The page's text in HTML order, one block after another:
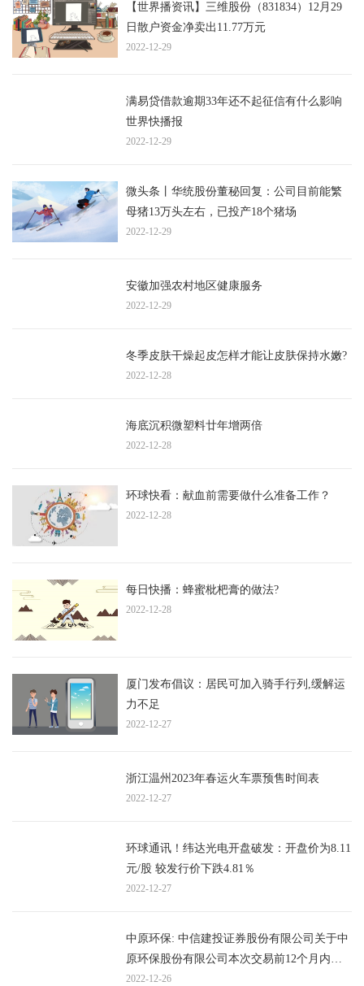
【世界播资讯】三维股份（831834）12月29
日散户资金净卖出11.77万元
2022-12-29
满易贷借款逾期33年还不起征信有什么影响
世界快播报
2022-12-29
微头条丨华统股份董秘回复：公司目前能繁
母猪13万头左右，已投产18个猪场
2022-12-29
安徽加强农村地区健康服务
2022-12-29
冬季皮肤干燥起皮怎样才能让皮肤保持水嫩?
2022-12-28
海底沉积微塑料廿年增两倍
2022-12-28
环球快看：献血前需要做什么准备工作？
2022-12-28
每日快播：蜂蜜枇杷膏的做法?
2022-12-28
厦门发布倡议：居民可加入骑手行列,缓解运
力不足
2022-12-27
浙江温州2023年春运火车票预售时间表
2022-12-27
环球通讯！纬达光电开盘破发：开盘价为8.11
元/股 较发行价下跌4.81％
2022-12-27
中原环保: 中信建投证券股份有限公司关于中
原环保股份有限公司本次交易前12个月内上
市公司购买、出售资产情况的核查意见
2022-12-26